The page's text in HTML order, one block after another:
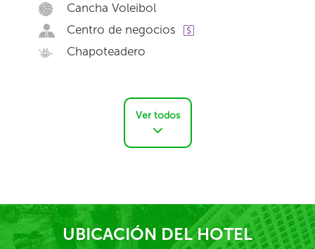
Cancha Voleibol
Centro de negocios
Chapoteadero
Ver todos
UBICACIÓN DEL HOTEL